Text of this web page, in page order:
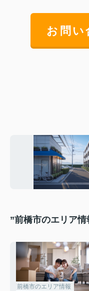
お問い
”前橋市のエリア
前橋市のエリア情報